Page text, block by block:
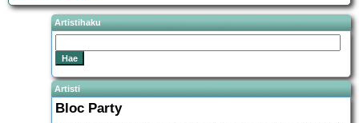
Artistihaku
Artisti
Bloc Party